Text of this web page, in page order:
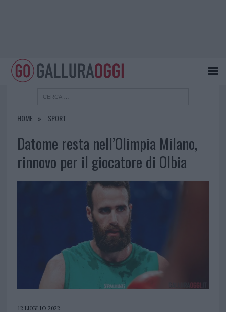
HOME SPORT
Datome resta nell’Olimpia Milano,
rinnovo per il giocatore di Olbia
12 LUGLIO 2022